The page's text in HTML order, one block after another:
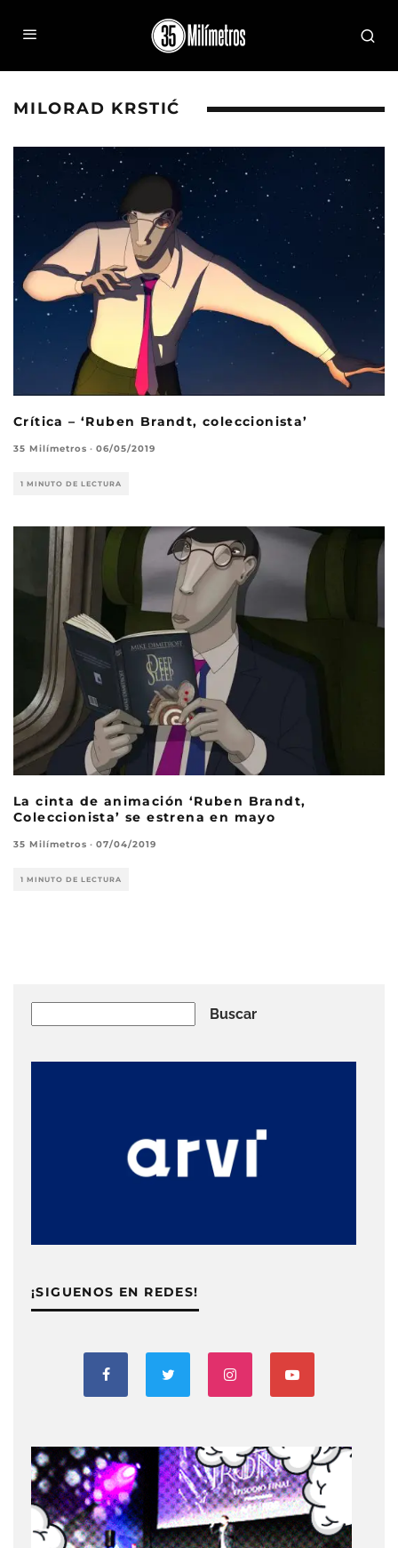
MILORAD KRSTIĆ
Crítica – ‘Ruben Brandt, coleccionista’
35 Milímetros · 06/05/2019
1 MINUTO DE LECTURA
La cinta de animación ‘Ruben Brandt,
Coleccionista’ se estrena en mayo
35 Milímetros · 07/04/2019
1 MINUTO DE LECTURA
Buscar
¡SIGUENOS EN REDES!